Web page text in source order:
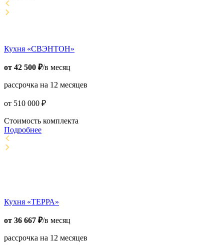
Кухня «СВЭНТОН»
от 42 500 ₽/в месяц
рассрочка на 12 месяцев
от 510 000 ₽
Стоимость комплекта
Подробнее
Кухня «ТЕРРА»
от 36 667 ₽/в месяц
рассрочка на 12 месяцев